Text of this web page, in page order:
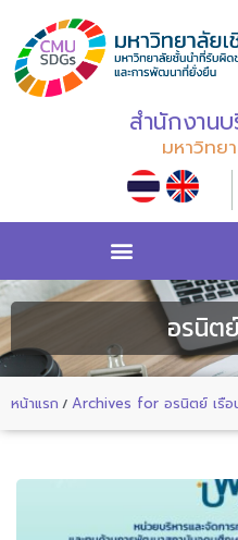
สำนักงาน
มหาวิทย
อรนิต
หน้าแรก / Archives for อรนิตย์ เรือ